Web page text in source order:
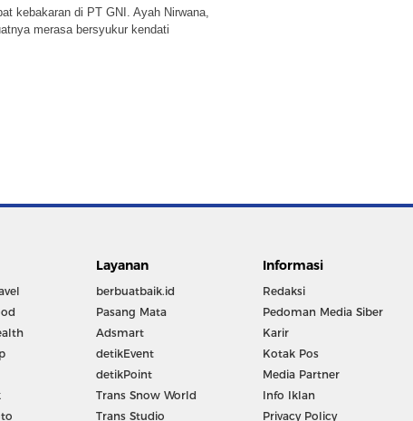
kebakaran di PT GNI. Ayah Nirwana,
merasa bersyukur kendati
Layanan
berbuatbaik.id
Pasang Mata
Adsmart
detikEvent
detikPoint
Trans Snow World
Trans Studio
Informasi
Redaksi
Pedoman Media Siber
Karir
Kotak Pos
Media Partner
Info Iklan
Privacy Policy